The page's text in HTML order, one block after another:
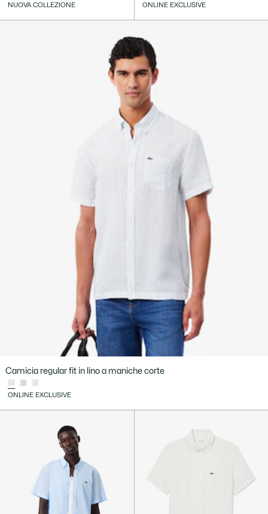
NUOVA COLLEZIONE ONLINE EXCLUSIVE
Camicia regular fit in lino a maniche corte
ONLINE EXCLUSIVE